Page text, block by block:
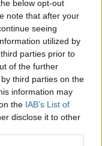
below opt-out
note that after your
seeing
utilized by
parties prior to
of the further
third parties on the
information may
the IAB’s List of
disclose it to other
Seuraava artikkeli
Unkari – Suomi -
ilmaiseksi TV:stä